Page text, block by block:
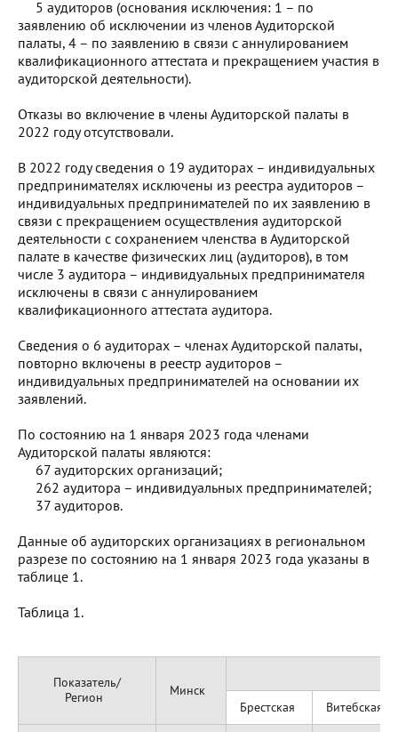
5 аудиторов (основания исключения: 1 – по
заявлению об исключении из членов Аудиторской
палаты, 4 – по заявлению в связи с аннулированием
квалификационного аттестата и прекращением участия в
аудиторской деятельности).
Отказы во включение в члены Аудиторской палаты в
2022 году отсутствовали.
В 2022 году сведения о 19 аудиторах – индивидуальных
предпринимателях исключены из реестра аудиторов –
индивидуальных предпринимателей по их заявлению в
связи с прекращением осуществления аудиторской
деятельности с сохранением членства в Аудиторской
палате в качестве физических лиц (аудиторов), в том
числе 3 аудитора – индивидуальных предпринимателя
исключены в связи с аннулированием
квалификационного аттестата аудитора.
Сведения о 6 аудиторах – членах Аудиторской палаты,
повторно включены в реестр аудиторов –
индивидуальных предпринимателей на основании их
заявлений.
По состоянию на 1 января 2023 года членами
Аудиторской палаты являются:
67 аудиторских организаций;
262 аудитора – индивидуальных предпринимателей;
37 аудиторов.
Данные об аудиторских организациях в региональном
разрезе по состоянию на 1 января 2023 года указаны в
таблице 1.
Таблица 1.
Показатель/
Регион
Минск
Брестская
Витебская